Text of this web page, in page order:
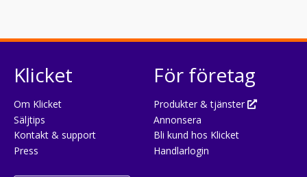
Klicket
Om Klicket
Säljtips
Kontakt & support
Press
För företag
Produkter & tjänster
Annonsera
Bli kund hos Klicket
Handlarlogin